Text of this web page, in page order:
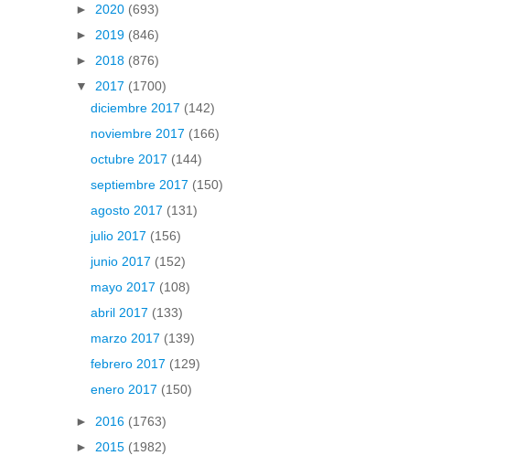
► 2020 (693)
► 2019 (846)
► 2018 (876)
▼ 2017 (1700)
diciembre 2017 (142)
noviembre 2017 (166)
octubre 2017 (144)
septiembre 2017 (150)
agosto 2017 (131)
julio 2017 (156)
junio 2017 (152)
mayo 2017 (108)
abril 2017 (133)
marzo 2017 (139)
febrero 2017 (129)
enero 2017 (150)
► 2016 (1763)
► 2015 (1982)